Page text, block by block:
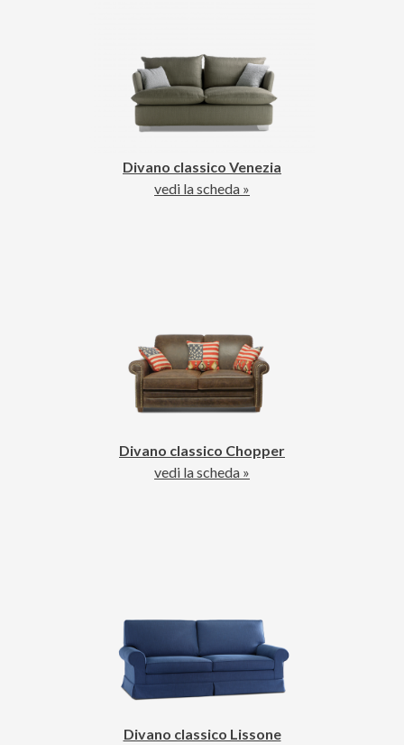
Divano classico Venezia
vedi la scheda »
Divano classico Chopper
vedi la scheda »
Divano classico Lissone